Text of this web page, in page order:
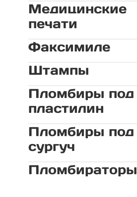
Медицинские
печати
Факсимиле
Штампы
Пломбиры под
пластилин
Пломбиры под
сургуч
Пломбираторы